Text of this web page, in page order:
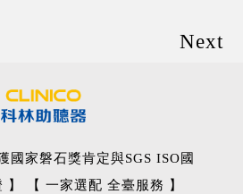
Next
國家磐石獎肯定與SGS ISO國
】 【 一家選配 全臺服務 】